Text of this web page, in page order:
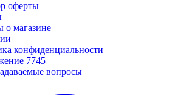
оферты
о магазине
конфиденциальности
7745
вопросы